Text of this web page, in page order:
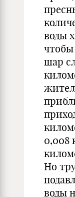
воды
шар
0,008
Но
воды